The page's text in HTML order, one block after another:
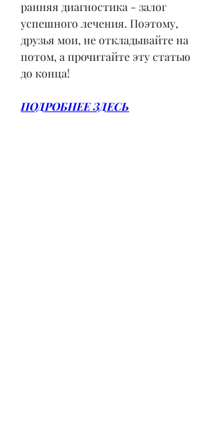
ранняя диагностика - залог
успешного лечения. Поэтому,
друзья мои, не откладывайте на
потом, а прочитайте эту статью
до конца!
ПОДРОБНЕЕ ЗДЕСЬ